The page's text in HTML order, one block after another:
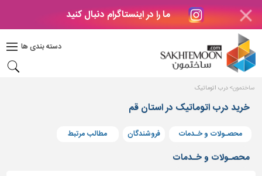
ما را در اینستاگرام دنبال کنید
دسته بندی ها
دکوراسیون
بتن
های
بتنی
و
پنجره
ساختمون درب اتوماتیک
خرید درب اتوماتیک در استان قم
محصـولات و خـدمات فروشندگان مطالب مرتبط
محصـولات و خـدمات